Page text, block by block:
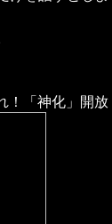
「神化」開放